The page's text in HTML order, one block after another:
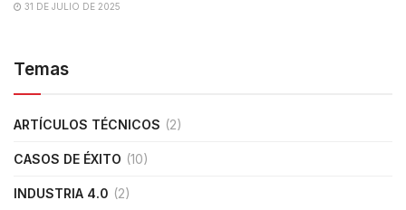
31 DE JULIO DE 2025
Temas
ARTÍCULOS TÉCNICOS (2)
CASOS DE ÉXITO (10)
INDUSTRIA 4.0 (2)